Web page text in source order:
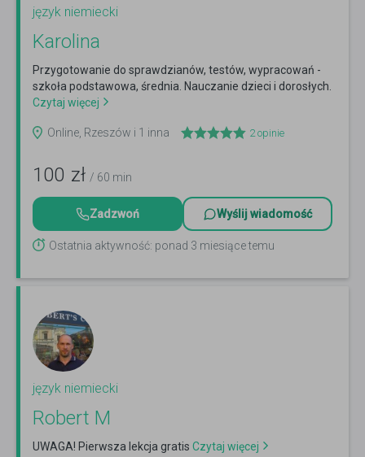
język niemiecki
Karolina
Przygotowanie do sprawdzianów, testów, wypracowań -
szkoła podstawowa, średnia. Nauczanie dzieci i dorosłych.
Czytaj więcej
Online, Rzeszów i 1 inna 2opinie
100 zł / 60 min
Zadzwoń Wyślij wiadomość
Ostatnia aktywność: ponad 3 miesiące temu
język niemiecki
Robert M
UWAGA! Pierwsza lekcja gratis Czytaj więcej